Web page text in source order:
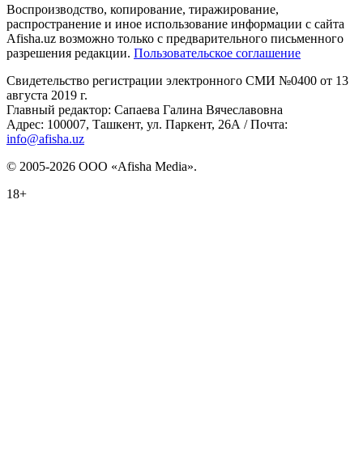
Воспроизводство, копирование, тиражирование,
распространение и иное использование информации с сайта
Afisha.uz возможно только с предварительного письменного
разрешения редакции. Пользовательское соглашение
Свидетельство регистрации электронного СМИ №0400 от 13
августа 2019 г.
Главный редактор: Сапаева Галина Вячеславовна
Адрес: 100007, Ташкент, ул. Паркент, 26А / Почта:
info@afisha.uz
© 2005-2026 ООО «Afisha Media».
18+